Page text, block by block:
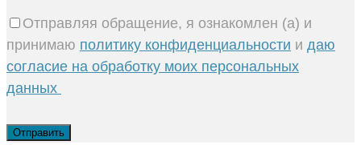
Отправляя обращение, я ознакомлен (а) и
принимаю политику конфиденциальности и даю
согласие на обработку моих персональных
данных